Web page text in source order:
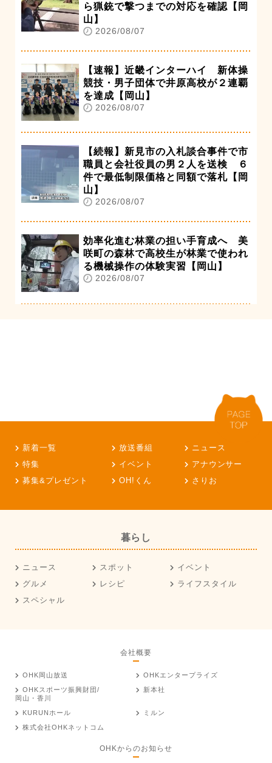
ら猟銃で撃つまでの対応を確認【岡
山】
2026/08/07
【速報】近畿インターハイ 新体操
競技・男子団体で井原高校が２連覇
を達成【岡山】
2026/08/07
【続報】新見市の入札談合事件で市
職員と会社役員の男２人を送検 ６
件で最低制限価格と同額で落札【岡
山】
2026/08/07
効率化進む林業の担い手育成へ 美
咲町の森林で高校生が林業で使われ
る機械操作の体験実習【岡山】
2026/08/07
新着一覧 放送番組
ニュース
特集
イベント
アナウンサー
募集&プレゼント
OH!くん さりお
暮らし
ニュース スポット
イベント
グルメ
レシピ
ライフスタイル
スペシャル
会社概要
OHK岡山放送
OHKエンタープライズ
OHKスポーツ振興財団/
岡山・香川
新本社
KURUNホール
ミルン
株式会社OHKネットコム
OHKからのお知らせ